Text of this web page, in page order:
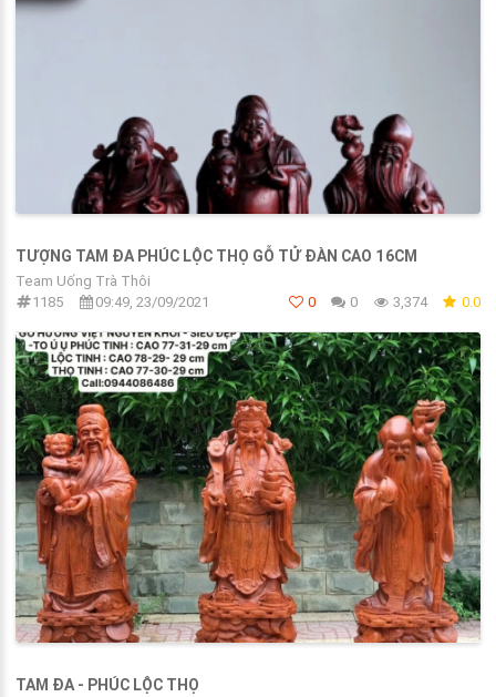
TƯỢNG TAM ĐA PHÚC LỘC THỌ GỖ TỬ ĐÀN CAO 16CM
Team Uống Trà Thôi
1185
09:49, 23/09/2021 0 0 3,374 0.0
TAM ĐA - PHÚC LỘC THỌ